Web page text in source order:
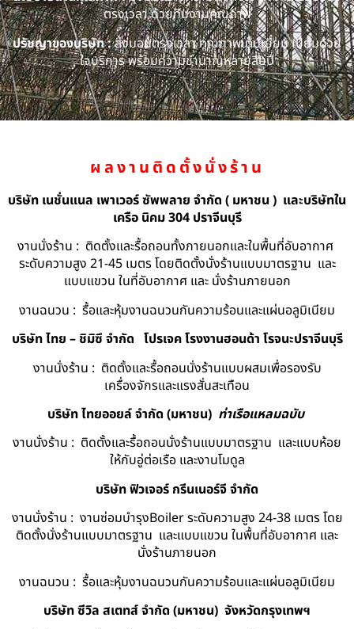
ตรงเวลา ด้วยทีมงานคุณภาพ
ปรัชญาของบริษัท :ส่งมอบตรงเวลา คุณภาพเต็มเยี่ยม เปี่ยมด้วย
ใจบริการ พร้อมความชำนาญหลายสิบปี
ผลงานติดตั้งนั่งร้าน
บริษัท เนชั่นแนล เพาเวอร์ ซัพพลาย จำกัด ( มหาชน ) และบริษัทใน
เครือ นิคม 304 ปราจีนบุรี
งานนั่งร้าน : ติดตั้งและรื้อถอนทั้งภายนอกและในพื้นที่อับอากาศ
ระดับความสูง 21-45 เมตร โดยติดตั้งนั่งร้านแบบมาตรฐาน และ
แบบแขวน ในที่อับอากาศ และ นั่งร้านภายนอก
งานฉนวน : รื้อและหุ้มงานฉนวนกันความร้อนและแผ่นอลูมิเนียม
บริษัท ไทย – ชิมิซึ จำกัด โปรเจค โรงงานฮอนด้า โรจนะปราจีนบุรี
งานนั่งร้าน : ติดตั้งและรื้อถอนนั่งร้านแบบผสมเพื่อรองรับ
เครื่องจักรและแรงสั่นสะเทือน
บริษัท ไทยออยล์ จํากัด (มหาชน) ท่าเรือแหลมฉบับ
งานนั่งร้าน : ติดตั้งและรื้อถอนนั่งร้านแบบมาตรฐาน และแบบห้อย
ให้กับอู่ต่อเรือ และงานโมดูล
บริษัท ฟิวเจอร์ กรีนเนอร์จี จำกัด
งานนั่งร้าน : งานซ่อมบำรุงBoiler ระดับความสูง 24-38 เมตร โดย
ติดตั้งนั่งร้านแบบมาตรฐาน และแบบแขวน ในพื้นที่อับอากาศ และ
นั่งร้านภายนอก
งานฉนวน : รื้อและหุ้มงานฉนวนกันความร้อนและแผ่นอลูมิเนียม
บริษัท ซีวิล สเตทส์ จำกัด (มหาชน) จังหวัดกรุงเทพฯ